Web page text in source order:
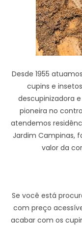
Desde 1955
cupins e
descupinizadora
pioneira no
atendemos
Jardim Campinas,
valor da
Se você está
com preço
acabar com os